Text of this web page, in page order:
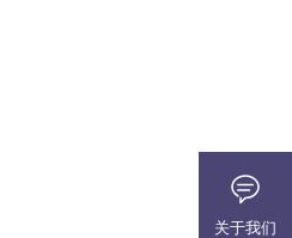
关于我们